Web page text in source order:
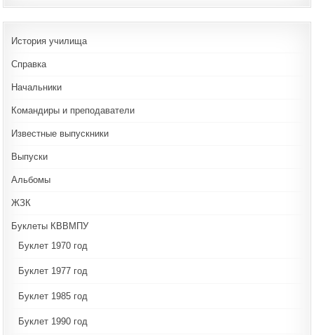
История училища
Справка
Начальники
Командиры и преподаватели
Известные выпускники
Выпуски
Альбомы
ЖЗК
Буклеты КВВМПУ
Буклет 1970 год
Буклет 1977 год
Буклет 1985 год
Буклет 1990 год